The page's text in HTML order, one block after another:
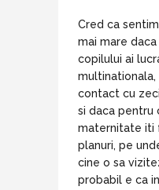
Cred ca
mai mare
copilului ai
multinationala,
contact cu
si daca pentru
maternitate iti
planuri, pe
cine o sa
probabil e ca